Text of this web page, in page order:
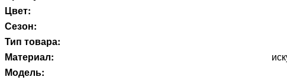
Цвет:
Сезон:
Тип товара:
Материал:
Модель: